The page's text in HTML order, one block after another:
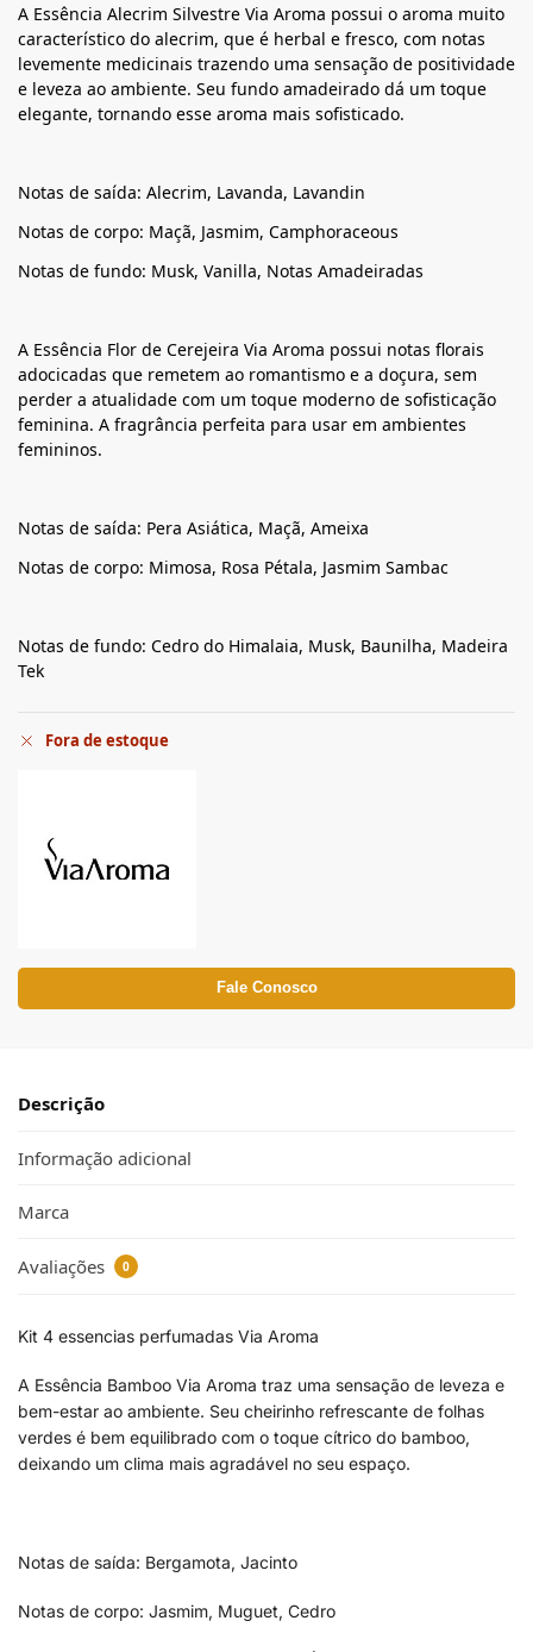
A Essência Alecrim Silvestre Via Aroma possui o aroma muito
característico do alecrim, que é herbal e fresco, com notas
levemente medicinais trazendo uma sensação de positividade
e leveza ao ambiente. Seu fundo amadeirado dá um toque
elegante, tornando esse aroma mais sofisticado.
Notas de saída: Alecrim, Lavanda, Lavandin
Notas de corpo: Maçã, Jasmim, Camphoraceous
Notas de fundo: Musk, Vanilla, Notas Amadeiradas
A Essência Flor de Cerejeira Via Aroma possui notas florais
adocicadas que remetem ao romantismo e a doçura, sem
perder a atualidade com um toque moderno de sofisticação
feminina. A fragrância perfeita para usar em ambientes
femininos.
Notas de saída: Pera Asiática, Maçã, Ameixa
Notas de corpo: Mimosa, Rosa Pétala, Jasmim Sambac
Notas de fundo: Cedro do Himalaia, Musk, Baunilha, Madeira
Tek
Fora de estoque
Fale Conosco
Descrição
Informação adicional
Marca
Avaliações 0
Kit 4 essencias perfumadas Via Aroma
A Essência Bamboo Via Aroma traz uma sensação de leveza e
bem-estar ao ambiente. Seu cheirinho refrescante de folhas
verdes é bem equilibrado com o toque cítrico do bamboo,
deixando um clima mais agradável no seu espaço.
Notas de saída: Bergamota, Jacinto
Notas de corpo: Jasmim, Muguet, Cedro